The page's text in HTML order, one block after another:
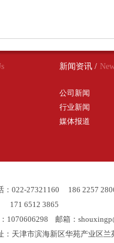
新闻资讯 /
公司新闻
行业新闻
媒体报道
：022-27321160 186 2257
171 6512 3865
1070606298 邮箱：
：天津市滨海新区华苑产业区